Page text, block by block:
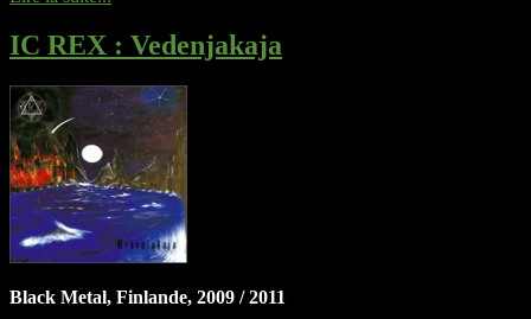
IC REX : Vedenjakaja
Black Metal, Finlande, 2009 / 2011